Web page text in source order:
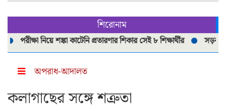
শিরোনাম
নিয়ে শঙ্কা কাটেনি প্রতারণার শিকার সেই ৮ শিক্ষার্থীর সড়ক দূর্ঘটনায়
অপরাধ-আদালত
কলাগাছের সঙ্গে শত্রুতা